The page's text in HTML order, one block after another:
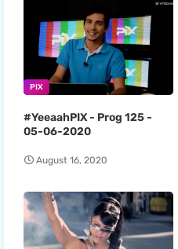
PIX
#YeeaahPIX - Prog 125 -
05-06-2020
August 16, 2020